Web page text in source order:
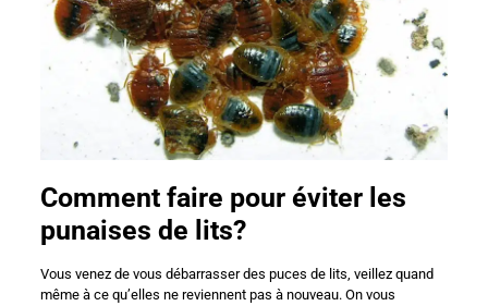
Comment faire pour éviter les
punaises de lits?
Vous venez de vous débarrasser des puces de lits, veillez quand
même à ce qu’elles ne reviennent pas à nouveau. On vous